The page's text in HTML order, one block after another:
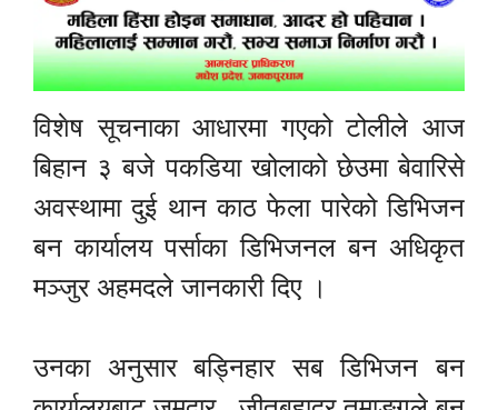
विशेष सूचनाका आधारमा गएको टोलीले आज
बिहान ३ बजे पकडिया खोलाको छेउमा बेवारिसे
अवस्थामा दुई थान काठ फेला पारेको डिभिजन
बन कार्यालय पर्साका डिभिजनल बन अधिकृत
मञ्जुर अहमदले जानकारी दिए ।
उनका अनुसार बड्निहार सब डिभिजन बन